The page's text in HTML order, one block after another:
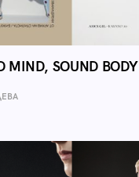
MIND, SOUND BODY